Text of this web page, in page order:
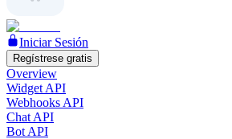
Iniciar Sesión
Regístrese gratis
Overview
Widget API
Webhooks API
Chat API
Bot API